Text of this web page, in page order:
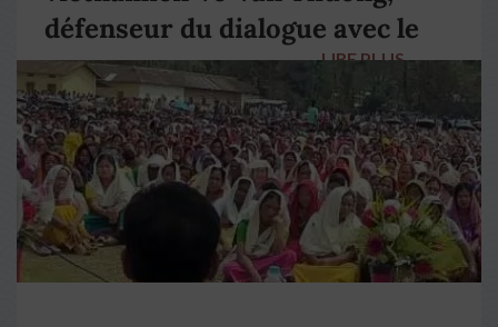
défenseur du dialogue avec le
pape François
LIRE PLUS →